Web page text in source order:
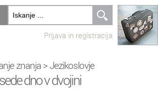
Prijava in registracija
znanja >Jezikoslovje
dno v dvojini